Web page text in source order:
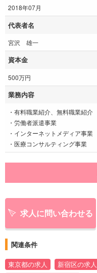
2018年07月
代表者名
宮沢 雄一
資本金
500万円
業務内容
・有料職業紹介、無料職業紹介
・労働者派遣事業
・インターネットメディア事業
・医療コンサルティング事業
求人に問い合わせる
関連条件
東京都の求人 新宿区の求人